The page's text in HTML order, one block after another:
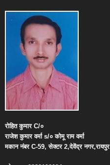
रोहित कुमारC/०
राजेश कुमार वर्माs/० कोमू राम वर्मा
मकान नंबरC-59,सेक्टर2,देवेंद्र नगर,रायपुर